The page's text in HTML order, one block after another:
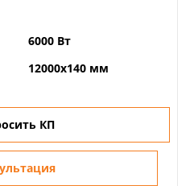
6000 Вт
12000х140 мм
КП